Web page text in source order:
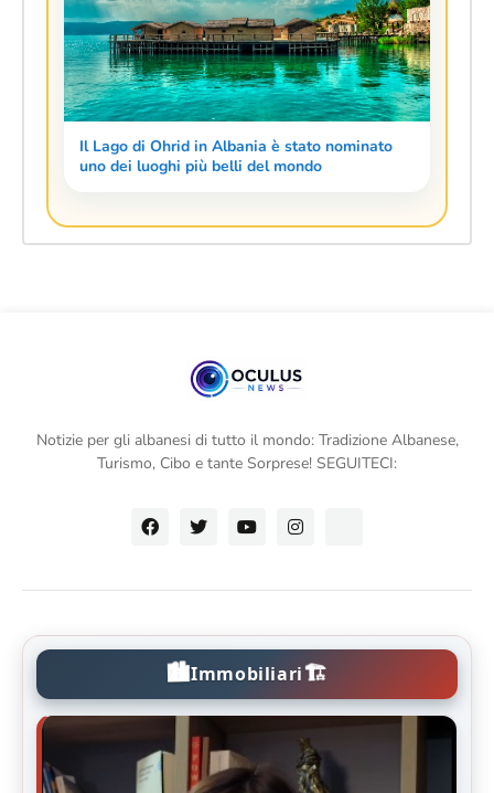
Il Lago di Ohrid in Albania è stato nominato
uno dei luoghi più belli del mondo
Notizie per gli albanesi di tutto il mondo: Tradizione Albanese,
Turismo, Cibo e tante Sorprese! SEGUITECI:
🏙️Immobiliari🏗️